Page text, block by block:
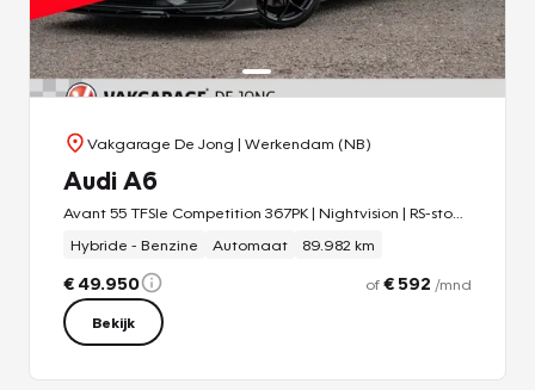
Vakgarage De Jong | Werkendam (NB)
Audi A6
Hybride - Benzine
Automaat 89.982 km
€ 49.950 of€ 592 /mnd
Bekijk